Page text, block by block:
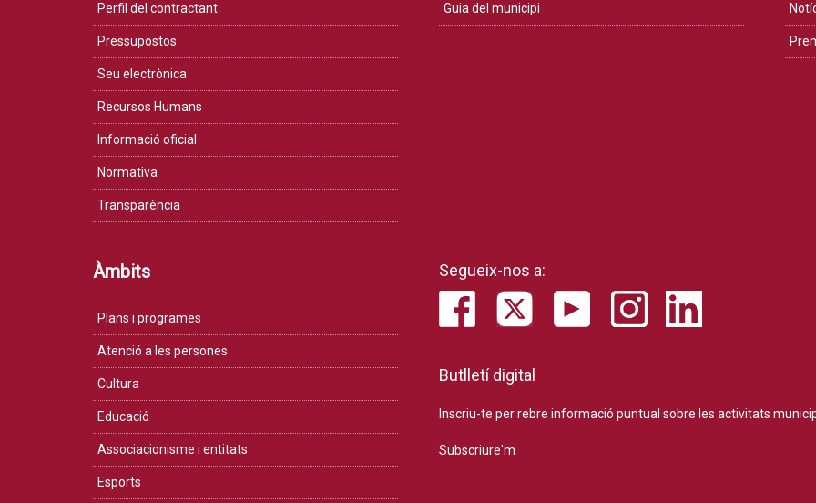
Perfil del contractant
Pressupostos
Seu electrònica
Recursos Humans
Informació oficial
Normativa
Transparència
Guia del municipi
Àmbits
Plans i programes
Atenció a les persones
Cultura
Educació
Associacionisme i entitats
Esports
Segueix-nos a:
Butlletí digital
Inscriu-te per rebre informació puntual sobre les activitats
Subscriure'm